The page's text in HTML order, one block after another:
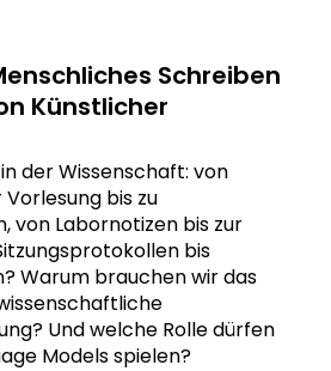
Schreiben
Künstlicher
der Wissenschaft: von
bis zu
von Labornotizen bis zur
bis
Warum brauchen wir das
Und welche Rolle dürfen
Models spielen?